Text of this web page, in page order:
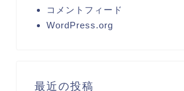
コメントフィード
WordPress.org
最近の投稿